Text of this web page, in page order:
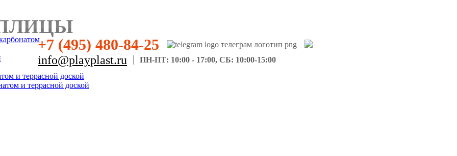
+7 (495) 480-84-25
info@playplast.ru ПН-ПТ: 10:00 - 17:00, СБ: 10:00-15:00
и террасной доской
и террасной доской